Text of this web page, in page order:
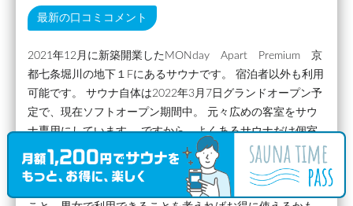
最新の口コミコメント
2021年12月に新築開業したMONday Apart Premium 京
都七条堀川の地下１Fにあるサウナです。 宿泊者以外も利用
可能です。 サウナ自体は2022年3月7日グランドオープン予
定で、現在ソフトオープン期間中。 元々広めの客室をサウ
ナ専用にしています。 ですから、よくあるサウナだけ個室
でシャワーなどは共有という作りではなく、サウナ後の寛ぐ
スペース含めて完全個室です。 お風呂には冷水シャワー完
備。 料金は90分制で12000円と割高なものの3名利用できる